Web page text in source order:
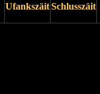
UfankszäitSchlusszäit